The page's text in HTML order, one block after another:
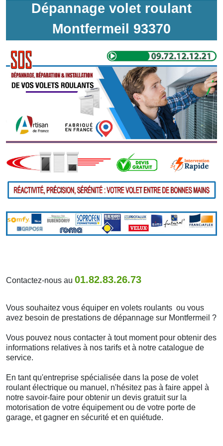
Dépannage volet roulant
Montfermeil 93370
Contactez-nous au 01.82.83.26.73
Vous souhaitez vous équiper en volets roulants ou vous
avez besoin de prestations de dépannage sur Montfermeil ?
Vous pouvez nous contacter à tout moment pour obtenir des
informations relatives à nos tarifs et à notre catalogue de
service.
En tant qu'entreprise spécialisée dans la pose de volet
roulant électrique ou manuel, n'hésitez pas à faire appel à
notre savoir-faire pour obtenir un devis gratuit sur la
motorisation de votre équipement ou de votre porte de
garage, et gagner en sécurité et en quiétude.